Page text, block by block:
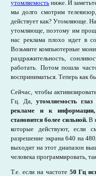
утомляемость ниже. И
мы долго смотрим
действует как? Утомляюще.
утомляюще, поэтому им
нас реклама плохо идет в
Возьмите компьютерные
раздражительность,
работать. Потом пошла
восприниматься. Теперь как
Сейчас, чтобы
Гц. Да, утомляемость
рекламе и к информации,
становится более сильной.В
которые действуют, если
разрешение экрана 640 на
выходит на этот диапазон
человека программировать,
Т.е. если на частоте 50 Гц